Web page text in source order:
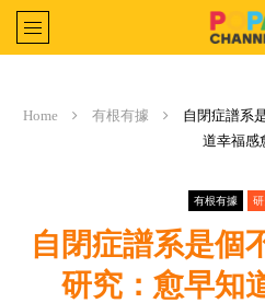
Home 有根有據
自閉症譜系
道幸福感
有根有據
自閉症譜系是個
研究：愈早知